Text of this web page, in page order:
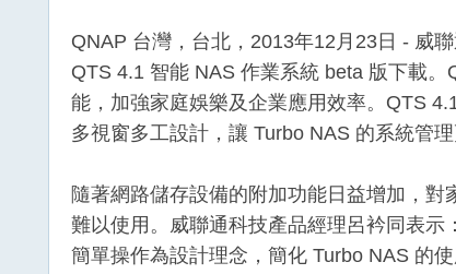
QNAP 台灣，台北，2013年12月23日 - 威
QTS 4.1 智能 NAS 作業系統 beta 版下載
能，加強家庭娛樂及企業應用效率。QTS
多視窗多工設計，讓 Turbo NAS 的系統管理
隨著網路儲存設備的附加功能日益增加，對
難以使用。威聯通科技產品經理呂衿同表
簡單操作為設計理念，簡化 Turbo NAS 的